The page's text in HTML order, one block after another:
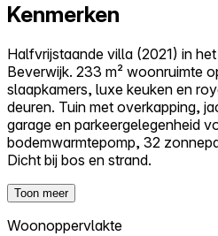
Kenmerken
Halfvrijstaande villa (2021) in
Beverwijk. 233 m² woonruimte
slaapkamers, luxe keuken en
deuren. Tuin met overkapping,
garage en parkeergelegenheid
bodemwarmtepomp, 32
Dicht bij bos en strand.
Toon meer
Woonoppervlakte